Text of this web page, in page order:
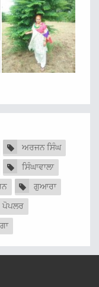
ਅਰਜਨ ਸਿੰਘ
ਸਿੰਘਾਵਾਲਾ
ਗੁਆਰਾ
ਪੋਪਲਰ